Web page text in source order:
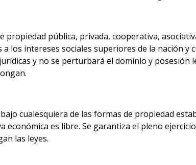
propiedad pública, privada, cooperativa,
los intereses sociales superiores de la nación
y no se perturbará el dominio y posesión
cualesquiera de las formas de propiedad
económica es libre. Se garantiza el pleno
las leyes.